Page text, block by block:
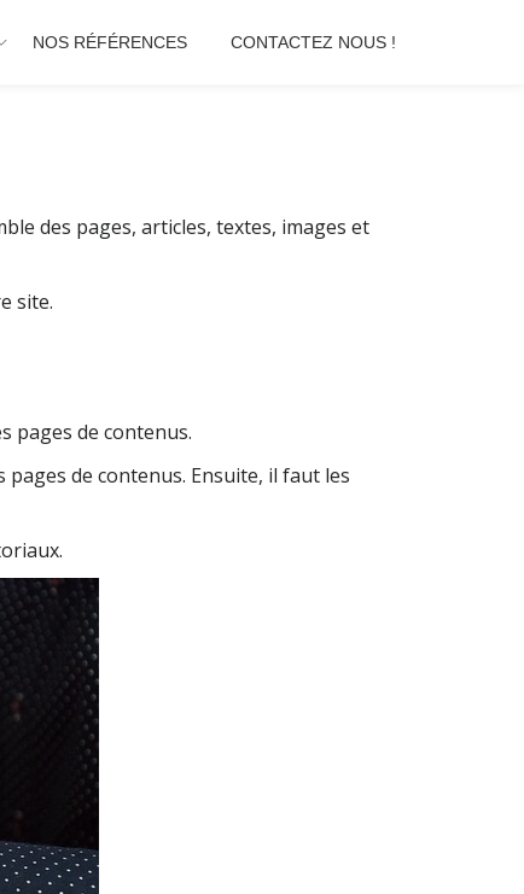
NOS RÉFÉRENCES CONTACTEZ NOUS !
des pages, articles, textes, images et
site.
pages de contenus.
de contenus. Ensuite, il faut les